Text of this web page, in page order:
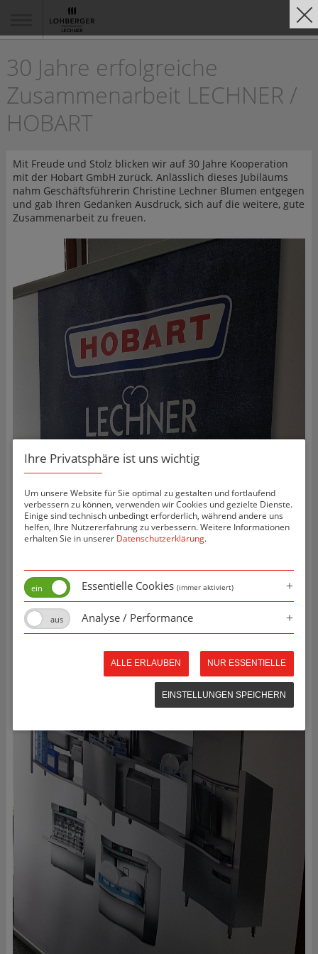
30 Jahre erfolgreiche
Zusammenarbeit LECHNER /
HOBART
Mit Freude und Stolz blicken wir auf 30 Jahre Kooperation
mit der Hobart GmbH zurück. Anlässlich dieses Jubiläums
nahm Geschäftsführerin Christine Lechner Blumen entgegen
und gab Ihren Gedanken Ausdruck, sich auf die weitere, gute
Zusammenarbeit zu freuen.
Ihre Privatsphäre ist uns wichtig
Um unsere Website für Sie optimal zu gestalten und fortlaufend
verbessern zu können, verwenden wir Cookies und gezielte Dienste.
Einige sind technisch unbedingt erforderlich, während andere uns
helfen, Ihre Nutzererfahrung zu verbessern. Weitere Informationen
erhalten Sie in unserer Datenschutzerklärung.
ALLE ERLAUBEN NUR ESSENTIELLE
EINSTELLUNGEN SPEICHERN
Essentielle Cookies (immer aktiviert)
Analyse / Performance